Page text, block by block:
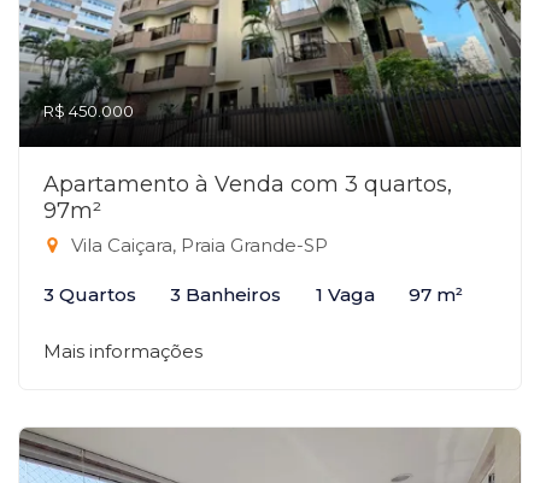
R$ 450.000
Apartamento à Venda com 3 quartos,
97m²
Vila Caiçara, Praia Grande-SP
3 Quartos 3 Banheiros 1 Vaga 97 m²
Mais informações